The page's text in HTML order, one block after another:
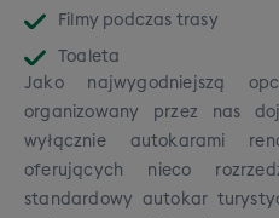
Filmy podczas trasy
Toaleta
Jako najwygodniejszą
organizowany przez nas
wyłącznie autokarami
oferujących nieco
standardowy autokar